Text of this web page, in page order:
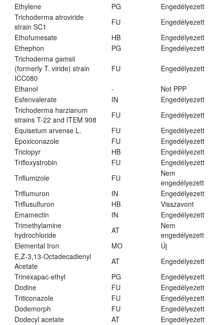
Ethylene
PG
Engedélyezett
Trichoderma atroviride
strain SC1
FU
Engedélyezett
Ethofumesate
HB
Engedélyezett
Ethephon
PG
Engedélyezett
Trichoderma gamsii
(formerly T. viride) strain
ICC080
FU Engedélyezett
Ethanol -
Not PPP
Esfenvalerate
IN
Engedélyezett
Trichoderma harzianum
strains T-22 and ITEM 908
FU
Engedélyezett
Equisetum arvense L.
FU
Engedélyezett
Epoxiconazole
FU
Engedélyezett
Triclopyr
HB
Engedélyezett
Trifloxystrobin
FU
Engedélyezett
Triflumizole
FU
Nem
engedélyezett
Triflumuron
IN
Engedélyezett
Triflusulfuron
HB
Visszavont
Emamectin
IN
Engedélyezett
Trimethylamine
hydrochloride
AT
Nem
engedélyezett
Elemental Iron
MO
Új
E,Z-3,13-Octadecadienyl
Acetate
AT
Engedélyezett
Trinexapac-ethyl
PG
Engedélyezett
Dodine
FU
Engedélyezett
Triticonazole
FU
Engedélyezett
Dodemorph
FU
Engedélyezett
Dodecyl acetate
AT Engedélyezett